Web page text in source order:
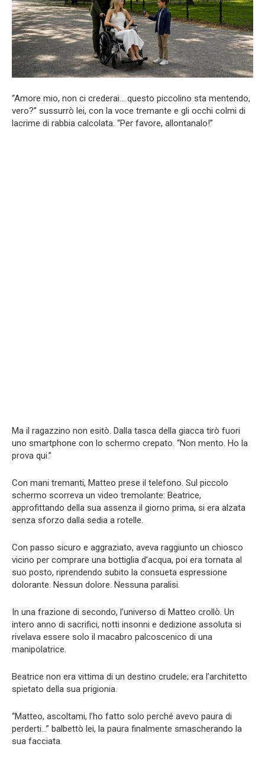
“Amore mio, non ci crederai… questo piccolino sta mentendo,
vero?” sussurrò lei, con la voce tremante e gli occhi colmi di
lacrime di rabbia calcolata. “Per favore, allontanalo!”
Ma il ragazzino non esitò. Dalla tasca della giacca tirò fuori
uno smartphone con lo schermo crepato. “Non mento. Ho la
prova qui.”
Con mani tremanti, Matteo prese il telefono. Sul piccolo
schermo scorreva un video tremolante: Beatrice,
approfittando della sua assenza il giorno prima, si era alzata
senza sforzo dalla sedia a rotelle.
Con passo sicuro e aggraziato, aveva raggiunto un chiosco
vicino per comprare una bottiglia d’acqua, poi era tornata al
suo posto, riprendendo subito la consueta espressione
dolorante. Nessun dolore. Nessuna paralisi.
In una frazione di secondo, l’universo di Matteo crollò. Un
intero anno di sacrifici, notti insonni e dedizione assoluta si
rivelava essere solo il macabro palcoscenico di una
manipolatrice.
Beatrice non era vittima di un destino crudele; era l’architetto
spietato della sua prigionia.
“Matteo, ascoltami, l’ho fatto solo perché avevo paura di
perderti…” balbettò lei, la paura finalmente smascherando la
sua facciata.